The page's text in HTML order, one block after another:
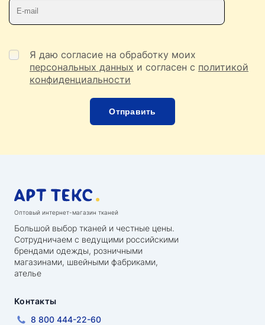
Я даю согласие на обработку моих
персональных данных и согласен с политикой
конфиденциальности
Оптовый интернет-магазин тканей
Большой выбор тканей и честные цены.
Сотрудничаем с ведущими российскими
брендами одежды, розничными
магазинами, швейными фабриками,
ателье
Контакты
8 800 444-22-60